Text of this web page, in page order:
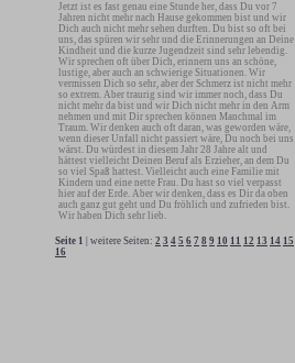
Jetzt ist es fast genau eine Stunde her, dass Du vor 7
Jahren nicht mehr nach Hause gekommen bist und wir
Dich auch nicht mehr sehen durften. Du bist so oft bei
uns, das spüren wir sehr und die Erinnerungen an Deine
Kindheit und die kurze Jugendzeit sind sehr lebendig.
Wir sprechen oft über Dich, erinnern uns an schöne,
lustige, aber auch an schwierige Situationen. Wir
vermissen Dich so sehr, aber der Schmerz ist nicht mehr
so extrem. Aber traurig sind wir immer noch, dass Du
nicht mehr da bist und wir Dich nicht mehr in den Arm
nehmen und mit Dir sprechen können Manchmal im
Traum. Wir denken auch oft daran, was geworden wäre,
wenn dieser Unfall nicht passiert wäre, Du noch bei uns
wärst. Du würdest in diesem Jahr 28 Jahre alt und
hättest vielleicht Deinen Beruf als Erzieher, an dem Du
so viel Spaß hattest. Vielleicht auch eine Familie mit
Kindern und eine nette Frau. Du hast so viel verpasst
hier auf der Erde. Aber wir denken, dass es Dir da oben
auch ganz gut geht und Du fröhlich und zufrieden bist.
Wir haben Dich sehr lieb.
Seite 1 | weitere Seiten: 2 3 4 5 6 7 8 9 10 11 12 13 14 15
16